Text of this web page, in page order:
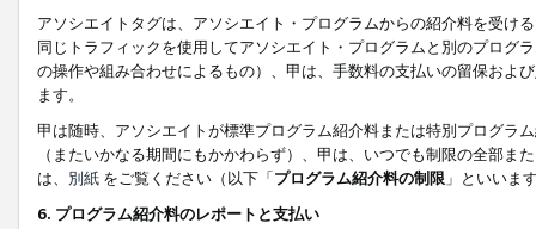
アソシエイトタグは、アソシエイト・プログラムからの紹介料を受け
同じトラフィックを使用してアソシエイト・プログラムと別のプログ
の操作や組み合わせによるもの）、甲は、手数料の支払いの留保およ
ます。
甲は随時、アソシエイトが標準プログラム紹介料または特別プログラ
（またいかなる期間にもかかわらず）、甲は、いつでも制限の全部
は、 別紙 をご覧ください（以下「プログラム紹介料の制限 」といいま
6. プログラム紹介料のレポートと支払い